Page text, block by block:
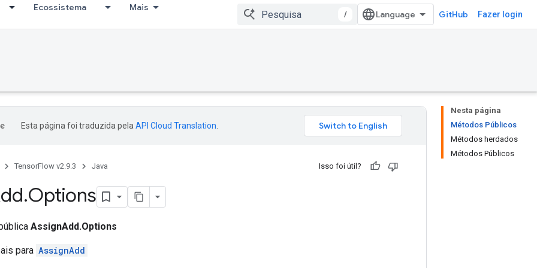
Ecossistema Mais
/ GitHub Fazer login
Nesta página
Métodos Públicos
Métodos herdados
Métodos Públicos
Esta página foi traduzida pela API Cloud Translation
TensorFlow v2.9.3 Java Isso foi útil?
.Options
AssignAdd.Options
para AssignAdd